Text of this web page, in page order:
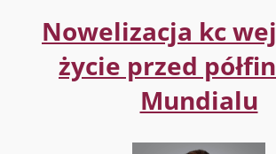
Nowelizacja kc
życie przed
Mundialu